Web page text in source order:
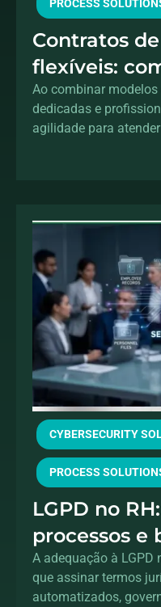
PROCESS
Contratos
flexíveis:
acelerar a
digital sem
Ao combinar
dedicadas e
agilidade para
CYBERSECURITY
PROCESS
LGPD no
processos e
dos
A adequação à LGPD
que assinar termos
automatizados,